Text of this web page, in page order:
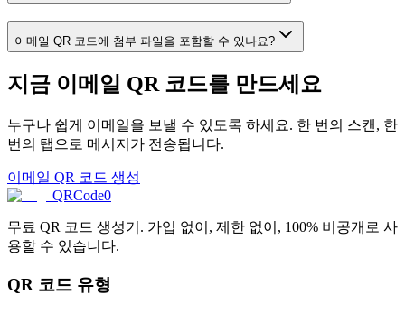
이메일 QR 코드에 첨부 파일을 포함할 수 있나요?
지금 이메일 QR 코드를 만드세요
누구나 쉽게 이메일을 보낼 수 있도록 하세요. 한 번의 스캔, 한
번의 탭으로 메시지가 전송됩니다.
이메일 QR 코드 생성
QRCode0
무료 QR 코드 생성기. 가입 없이, 제한 없이, 100% 비공개로 사
용할 수 있습니다.
QR 코드 유형